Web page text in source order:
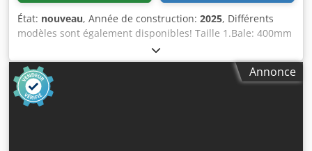
État: nouveau, Année de construction: 2025, Différents
modèles sont également disponibles! Taille 1.Bale: 400mm
x 400mm x ... 2. Dimensions de la boîte d'impression (L x L
x H): 1000 mm x 2600 mm x 900 mm 3. Dimensions du
bunker de chargement (L xlxh): 1400 mm x 1850 mm x
500mm 4. Ouverture d'alimentation (lxl): 1000 mm x 1600
mm 5. Capacité: 3-4 tonnes / heure (aluminium, 13-15
Annonce